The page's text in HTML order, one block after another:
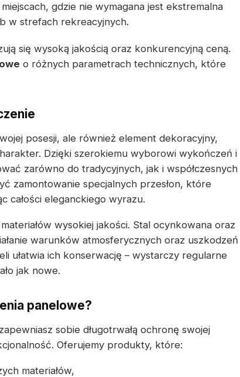
gdzie nie wymagana jest ekstremalna
w strefach rekreacyjnych.
się wysoką jakością oraz konkurencyjną ceną.
o różnych parametrach technicznych, które
posesji, ale również element dekoracyjny,
Dzięki szerokiemu wyborowi wykończeń i
zarówno do tradycyjnych, jak i współczesnych
zamontowanie specjalnych przesłon, które
całości eleganckiego wyrazu.
wysokiej jakości. Stal ocynkowana oraz
warunków atmosferycznych oraz uszkodzeń
ułatwia ich konserwację – wystarczy regularne
jak nowe.
panelowe?
sobie długotrwałą ochronę swojej
Oferujemy produkty, które:
materiałów,